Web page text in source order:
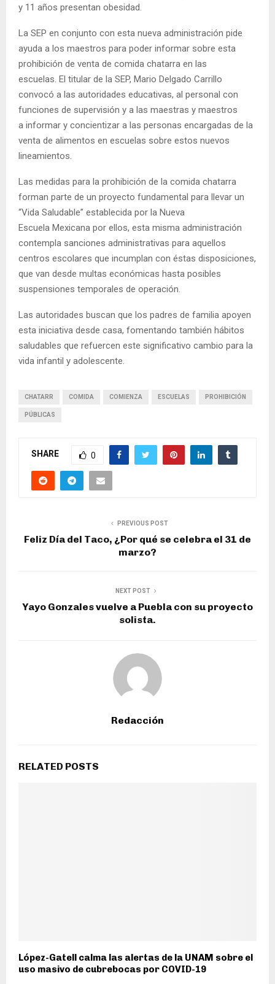
y 11 años presentan obesidad.
La SEP en conjunto con esta nueva administración pide
ayuda a los maestros para poder informar sobre esta
prohibición de venta de comida chatarra en las
escuelas. El titular de la SEP, Mario Delgado Carrillo
convocó a las autoridades educativas, al personal con
funciones de supervisión y a las maestras y maestros
a informar y concientizar a las personas encargadas de la
venta de alimentos en escuelas sobre estos nuevos
lineamientos.
Las medidas para la prohibición de la comida chatarra
forman parte de un proyecto fundamental para llevar un
“Vida Saludable” establecida por la Nueva
Escuela Mexicana por ellos, esta misma administración
contempla sanciones administrativas para aquellos
centros escolares que incumplan con éstas disposiciones,
que van desde multas económicas hasta posibles
suspensiones temporales de operación.
Las autoridades buscan que los padres de familia apoyen
esta iniciativa desde casa, fomentando también hábitos
saludables que refuercen este significativo cambio para la
vida infantil y adolescente.
CHATARR COMIDA COMIENZA ESCUELAS PROHIBICIÓN
PÚBLICAS
SHARE 0
PREVIOUS POST
Feliz Día del Taco, ¿Por qué se celebra el 31 de
marzo?
NEXT POST
Yayo Gonzales vuelve a Puebla con su proyecto
solista.
Redacción
RELATED POSTS
López-Gatell calma las alertas de la UNAM sobre el
uso masivo de cubrebocas por COVID-19